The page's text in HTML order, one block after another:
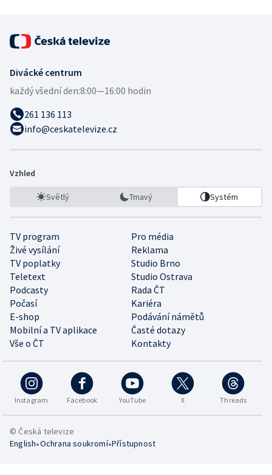
Divácké centrum
každý všední den:8:00—16:00 hodin
261 136 113
info@ceskatelevize.cz
Vzhled
Světlý Tmavý Systém
TV program
Pro média
Živé vysílání
Reklama
TV poplatky
Studio Brno
Teletext
Studio Ostrava
Podcasty
Rada ČT
Počasí
Kariéra
E-shop
Podávání námětů
Mobilní a TV aplikace
Časté dotazy
Vše o ČT
Kontakty
Instagram Facebook YouTube X Threads
© Česká televize
English•Ochrana soukromí•Přístupnost